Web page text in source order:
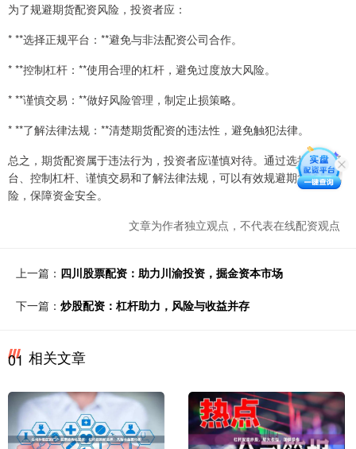
为了规避期货配资风险，投资者应：
* **选择正规平台：**避免与非法配资公司合作。
* **控制杠杆：**使用合理的杠杆，避免过度放大风险。
* **谨慎交易：**做好风险管理，制定止损策略。
* **了解法律法规：**清楚期货配资的违法性，避免触犯法律。
总之，期货配资属于违法行为，投资者应谨慎对待。通过选择正规平
台、控制杠杆、谨慎交易和了解法律法规，可以有效规避期货配资风
险，保障资金安全。
文章为作者独立观点，不代表在线配资观点
上一篇： 四川股票配资：助力川渝投资，掘金资本市场
下一篇： 炒股配资：杠杆助力，风险与收益并存
01 相关文章